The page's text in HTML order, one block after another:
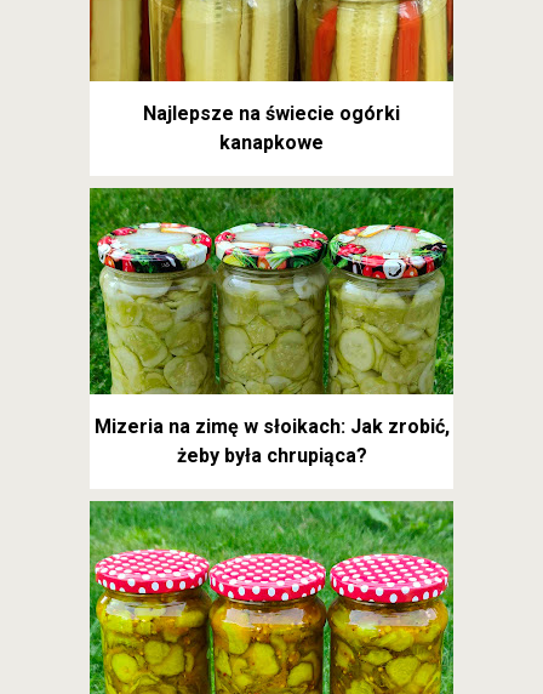
Najlepsze na świecie ogórki
kanapkowe
Mizeria na zimę w słoikach: Jak zrobić,
żeby była chrupiąca?